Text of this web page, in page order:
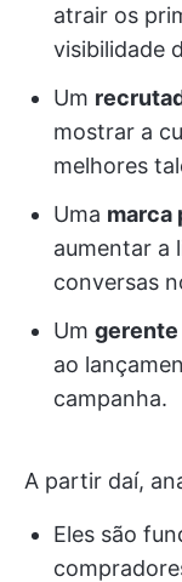
atrair os
visibilidade
Um
mostrar a
melhores
Uma marca
aumentar a
conversas
Um gerente
ao
campanha.
A partir daí,
Eles são